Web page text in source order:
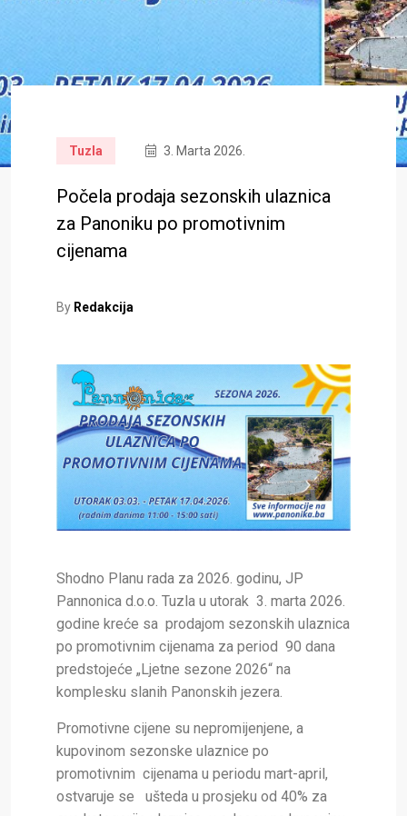
Tuzla 3. Marta 2026.
Počela prodaja sezonskih ulaznica
za Panoniku po promotivnim
cijenama
By Redakcija
Shodno Planu rada za 2026. godinu, JP
Pannonica d.o.o. Tuzla u utorak 3. marta 2026.
godine kreće sa prodajom sezonskih ulaznica
po promotivnim cijenama za period 90 dana
predstojeće „Ljetne sezone 2026“ na
komplesku slanih Panonskih jezera.
Promotivne cijene su nepromijenjene, a
kupovinom sezonske ulaznice po
promotivnim cijenama u periodu mart-april,
ostvaruje se ušteda u prosjeku od 40% za